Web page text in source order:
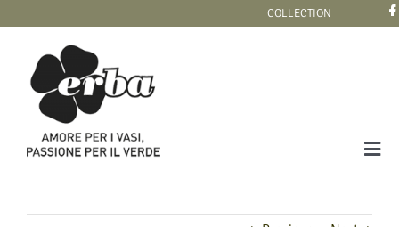
content
COLLECTION